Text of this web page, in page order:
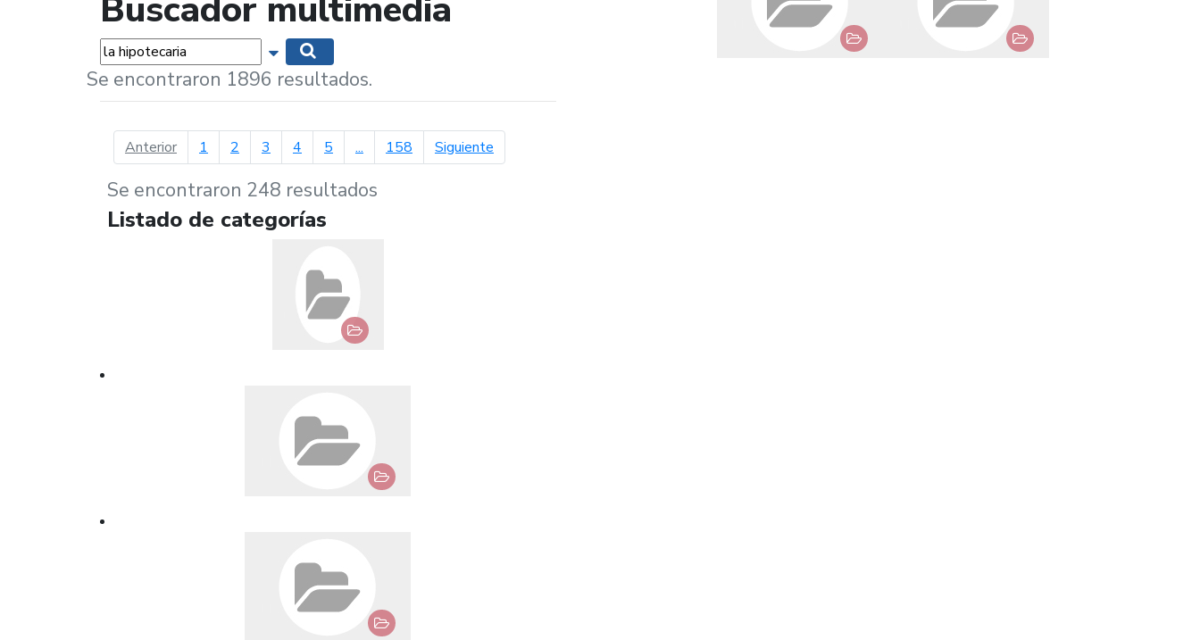
Buscador multimedia
Palabras... Mostrar opciones de búsqueda
Se encontraron 1896 resultados.
Anteriorpágina anterior
1 2 3 4 5 ... 158 Siguientepágina siguiente
Se encontraron 248 resultados
Listado de categorías